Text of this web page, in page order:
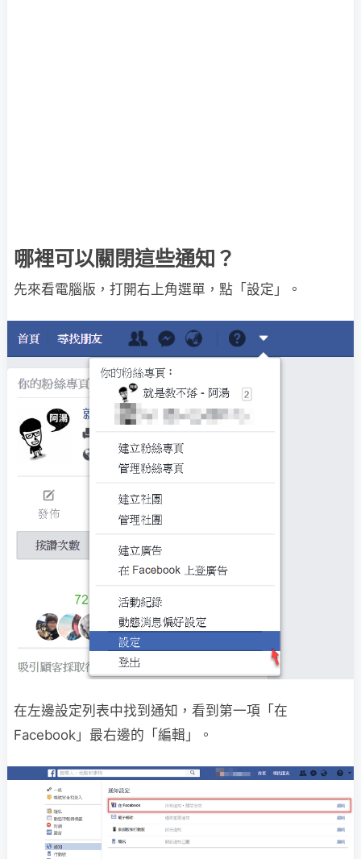
哪裡可以關閉這些通知？
先來看電腦版，打開右上角選單，點「設定」。
在左邊設定列表中找到通知，看到第一項「在
Facebook」最右邊的「編輯」。